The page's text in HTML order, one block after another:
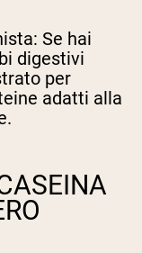
Se hai
digestivi
per
adatti alla